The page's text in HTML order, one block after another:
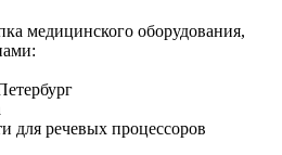
медицинского оборудования,
для речевых процессоров